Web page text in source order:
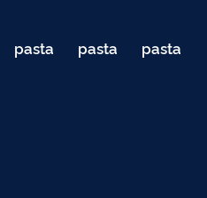
pasta
pasta
pasta